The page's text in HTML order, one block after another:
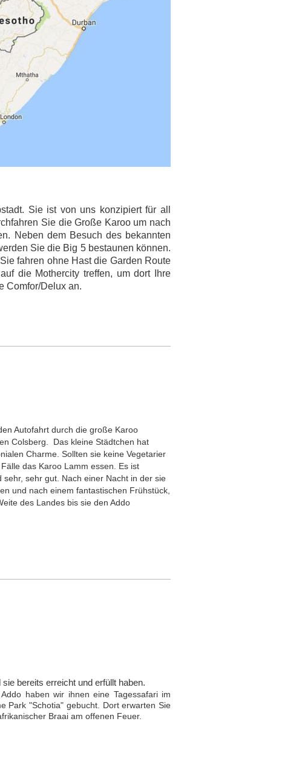
Sie ist von uns konzipiert für all
Sie die Große Karoo um nach
Neben dem Besuch des bekannten
Sie die Big 5 bestaunen können.
fahren ohne Hast die Garden Route
die Mothercity treffen, um dort Ihre
Comfor/Delux an.
Autofahrt durch die große Karoo
Colsberg. Das kleine Städtchen hat
Charme. Sollten sie keine Vegetarier
das Karoo Lamm essen. Es ist
sehr, sehr gut. Nach einer Nacht in der sie
und nach einem fantastischen Frühstück,
des Landes bis sie den Addo
bereits erreicht und erfüllt haben.
haben wir ihnen eine Tagessafari im
Park "Schotia" gebucht. Dort erwarten Sie
Braai am offenen Feuer.